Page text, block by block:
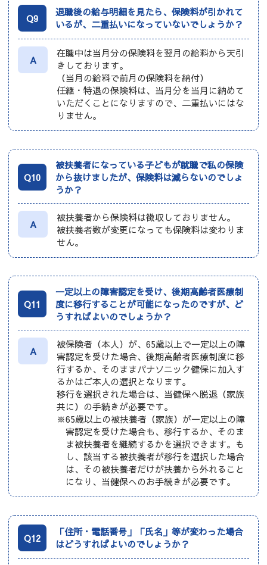
Q9
退職後の給与明細を見たら、保険料が引かれて
いるが、二重払いになっていないでしょうか？
A
在職中は当月分の保険料を翌月の給料から天引
きしております。
（当月の給料で前月の保険料を納付）
任継・特退の保険料は、当月分を当月に納めて
いただくことになりますので、二重払いにはな
りません。
Q10
被扶養者になっている子どもが就職で私の保険
から抜けましたが、保険料は減らないのでしょ
うか？
A
被扶養者から保険料は徴収しておりません。
被扶養者数が変更になっても保険料は変わりま
せん。
Q11
一定以上の障害認定を受け、後期高齢者医療制
度に移行することが可能になったのですが、ど
うすればよいのでしょうか？
A
被保険者（本人）が、65歳以上で一定以上の障
害認定を受けた場合、後期高齢者医療制度に移
行するか、そのままパナソニック健保に加入す
るかはご本人の選択となります。
移行を選択された場合は、当健保へ脱退（家族
共に）の手続きが必要です。
※65歳以上の被扶養者（家族）が一定以上の障
害認定を受けた場合も、移行するか、そのま
ま被扶養者を継続するかを選択できます。も
し、該当する被扶養者が移行を選択した場合
は、その被扶養者だけが扶養から外れること
になり、当健保へのお手続きが必要です。
Q12
「住所・電話番号」「氏名」等が変わった場合
はどうすればよいのでしょうか？